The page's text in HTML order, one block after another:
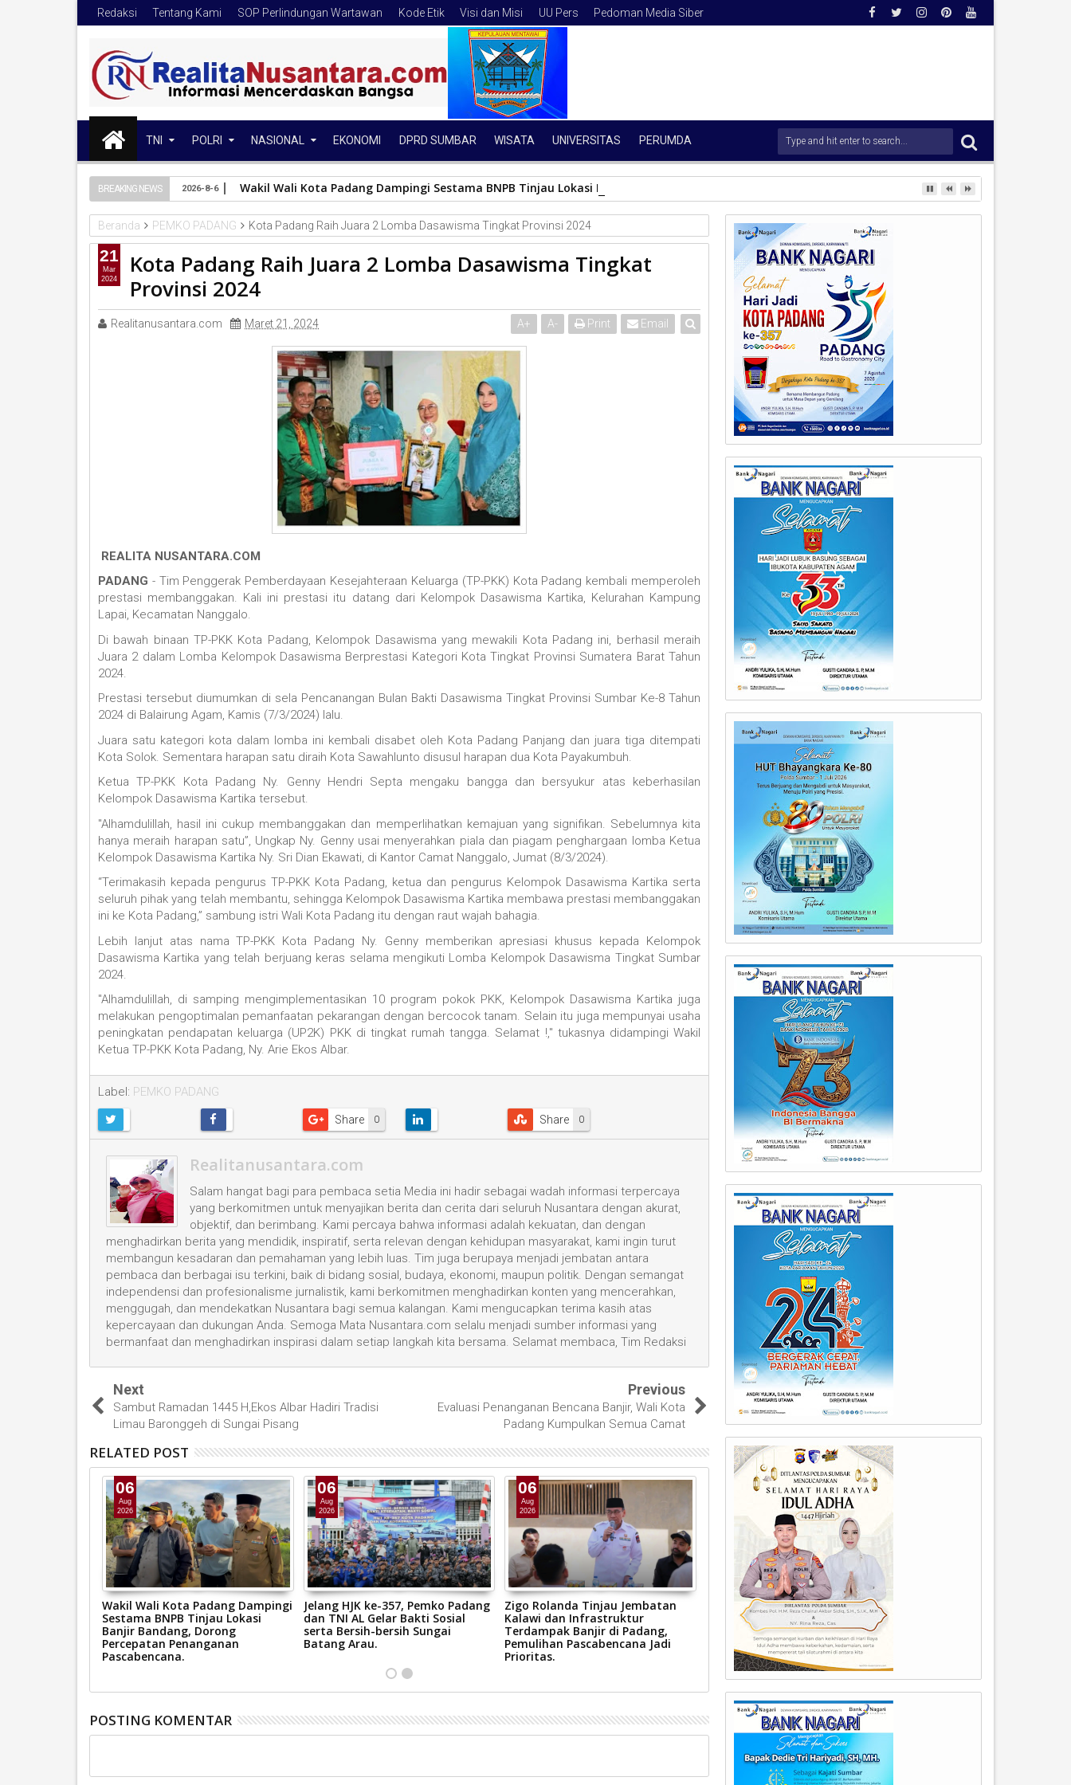
Redaksi Tentang Kami SOP Perlindungan Wartawan Kode Etik Visi dan Misi UU Pers Pedoman Media Siber
TNI POLRI NASIONAL EKONOMI DPRD SUMBAR WISATA UNIVERSITAS PERUMDA
BREAKING NEWS Wakil Wali Kota Padang Dampingi Sestama BNPB Tinjau Lokasi Banjir Bandang, Dorong Percepatan Penanganan Pascabencana.
2026-8-6
Beranda PEMKO PADANG Kota Padang Raih Juara 2 Lomba Dasawisma Tingkat Provinsi 2024
Kota Padang Raih Juara 2 Lomba Dasawisma Tingkat
Provinsi 2024
Realitanusantara.com Maret 21, 2024 A+ A- Print Email
REALITA NUSANTARA.COM
PADANG - Tim Penggerak Pemberdayaan Kesejahteraan Keluarga (TP-PKK) Kota Padang kembali memperoleh
prestasi membanggakan. Kali ini prestasi itu datang dari Kelompok Dasawisma Kartika, Kelurahan Kampung
Lapai, Kecamatan Nanggalo.
Di bawah binaan TP-PKK Kota Padang, Kelompok Dasawisma yang mewakili Kota Padang ini, berhasil meraih
Juara 2 dalam Lomba Kelompok Dasawisma Berprestasi Kategori Kota Tingkat Provinsi Sumatera Barat Tahun
2024.
Prestasi tersebut diumumkan di sela Pencanangan Bulan Bakti Dasawisma Tingkat Provinsi Sumbar Ke-8 Tahun
2024 di Balairung Agam, Kamis (7/3/2024) lalu.
Juara satu kategori kota dalam lomba ini kembali disabet oleh Kota Padang Panjang dan juara tiga ditempati
Kota Solok. Sementara harapan satu diraih Kota Sawahlunto disusul harapan dua Kota Payakumbuh.
Ketua TP-PKK Kota Padang Ny. Genny Hendri Septa mengaku bangga dan bersyukur atas keberhasilan
Kelompok Dasawisma Kartika tersebut.
"Alhamdulillah, hasil ini cukup membanggakan dan memperlihatkan kemajuan yang signifikan. Sebelumnya kita
hanya meraih harapan satu”, Ungkap Ny. Genny usai menyerahkan piala dan piagam penghargaan lomba Ketua
Kelompok Dasawisma Kartika Ny. Sri Dian Ekawati, di Kantor Camat Nanggalo, Jumat (8/3/2024).
“Terimakasih kepada pengurus TP-PKK Kota Padang, ketua dan pengurus Kelompok Dasawisma Kartika serta
seluruh pihak yang telah membantu, sehingga Kelompok Dasawisma Kartika membawa prestasi membanggakan
ini ke Kota Padang,” sambung istri Wali Kota Padang itu dengan raut wajah bahagia.
Lebih lanjut atas nama TP-PKK Kota Padang Ny. Genny memberikan apresiasi khusus kepada Kelompok
Dasawisma Kartika yang telah berjuang keras selama mengikuti Lomba Kelompok Dasawisma Tingkat Sumbar
2024.
"Alhamdulillah, di samping mengimplementasikan 10 program pokok PKK, Kelompok Dasawisma Kartika juga
melakukan pengoptimalan pemanfaatan pekarangan dengan bercocok tanam. Selain itu juga mempunyai usaha
peningkatan pendapatan keluarga (UP2K) PKK di tingkat rumah tangga. Selamat !," tukasnya didampingi Wakil
Ketua TP-PKK Kota Padang, Ny. Arie Ekos Albar.
Label: PEMKO PADANG
0
Share 0
Share
Realitanusantara.com
Salam hangat bagi para pembaca setia Media ini hadir sebagai wadah informasi terpercaya
yang berkomitmen untuk menyajikan berita dan cerita dari seluruh Nusantara dengan akurat,
objektif, dan berimbang. Kami percaya bahwa informasi adalah kekuatan, dan dengan
menghadirkan berita yang mendidik, inspiratif, serta relevan dengan kehidupan masyarakat, kami ingin turut
membangun kesadaran dan pemahaman yang lebih luas. Tim juga berupaya menjadi jembatan antara
pembaca dan berbagai isu terkini, baik di bidang sosial, budaya, ekonomi, maupun politik. Dengan semangat
independensi dan profesionalisme jurnalistik, kami berkomitmen menghadirkan konten yang mencerahkan,
menggugah, dan mendekatkan Nusantara bagi semua kalangan. Kami mengucapkan terima kasih atas
kepercayaan dan dukungan Anda. Semoga Mata Nusantara.com selalu menjadi sumber informasi yang
bermanfaat dan menghadirkan inspirasi dalam setiap langkah kita bersama. Selamat membaca, Tim Redaksi
21
Mar
2024
Next
Sambut Ramadan 1445 H,Ekos Albar Hadiri Tradisi
Limau Baronggeh di Sungai Pisang
Previous
Evaluasi Penanganan Bencana Banjir, Wali Kota
Padang Kumpulkan Semua Camat
RELATED POST
06
Aug
2026
Wakil Wali Kota Padang Dampingi
Sestama BNPB Tinjau Lokasi
Banjir Bandang, Dorong
Percepatan Penanganan
Pascabencana.
06
Aug
2026
Jelang HJK ke-357, Pemko Padang
dan TNI AL Gelar Bakti Sosial
serta Bersih-bersih Sungai
Batang Arau.
06
Aug
2026
Zigo Rolanda Tinjau Jembatan
Kalawi dan Infrastruktur
Terdampak Banjir di Padang,
Pemulihan Pascabencana Jadi
Prioritas.
Wawako Padang Dampingi
Sestama BNPB Tinjau Lokasi
Banjir di Lapau Munggu,
Percepatan Rehabilitasi dan
Rekonstruksi Jadi Prioritas.
POSTING KOMENTAR